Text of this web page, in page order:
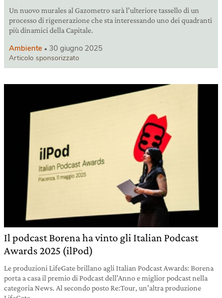
Un nuovo murales al Gazometro sarà l’ulteriore tassello di un
processo di rigenerazione che sta interessando uno dei quadranti
più dinamici della Capitale.
Ambiente 30 giugno 2025
Articolo sponsorizzato
Il podcast Borena ha vinto gli Italian Podcast
Awards 2025 (ilPod)
Le produzioni LifeGate brillano agli Italian Podcast Awards: Borena
porta a casa il premio di Podcast dell’Anno e miglior podcast nella
categoria News. Al secondo posto Re:Tour, un’altra produzione